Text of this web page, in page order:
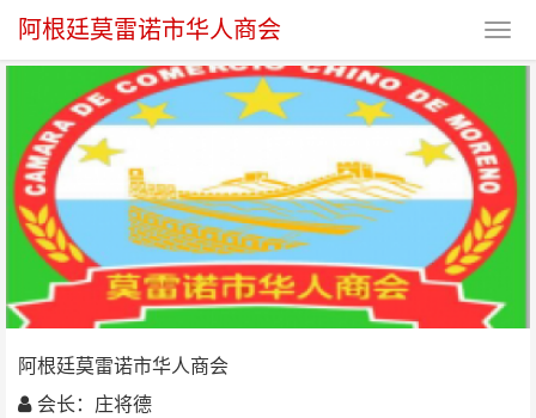
阿根廷莫雷诺市华人商会
阿根廷莫雷诺市华人商会
会长：庄将德
阿根廷莫雷诺市华人商会